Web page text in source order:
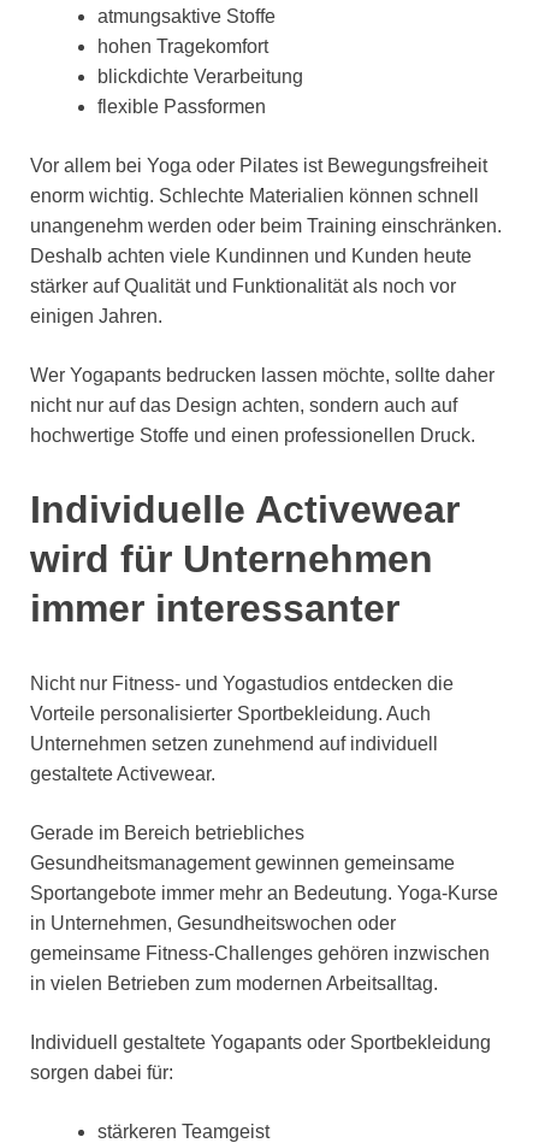
atmungsaktive Stoffe
hohen Tragekomfort
blickdichte Verarbeitung
flexible Passformen
Vor allem bei Yoga oder Pilates ist Bewegungsfreiheit
enorm wichtig. Schlechte Materialien können schnell
unangenehm werden oder beim Training einschränken.
Deshalb achten viele Kundinnen und Kunden heute
stärker auf Qualität und Funktionalität als noch vor
einigen Jahren.
Wer Yogapants bedrucken lassen möchte, sollte daher
nicht nur auf das Design achten, sondern auch auf
hochwertige Stoffe und einen professionellen Druck.
Individuelle Activewear
wird für Unternehmen
immer interessanter
Nicht nur Fitness- und Yogastudios entdecken die
Vorteile personalisierter Sportbekleidung. Auch
Unternehmen setzen zunehmend auf individuell
gestaltete Activewear.
Gerade im Bereich betriebliches
Gesundheitsmanagement gewinnen gemeinsame
Sportangebote immer mehr an Bedeutung. Yoga-Kurse
in Unternehmen, Gesundheitswochen oder
gemeinsame Fitness-Challenges gehören inzwischen
in vielen Betrieben zum modernen Arbeitsalltag.
Individuell gestaltete Yogapants oder Sportbekleidung
sorgen dabei für:
stärkeren Teamgeist